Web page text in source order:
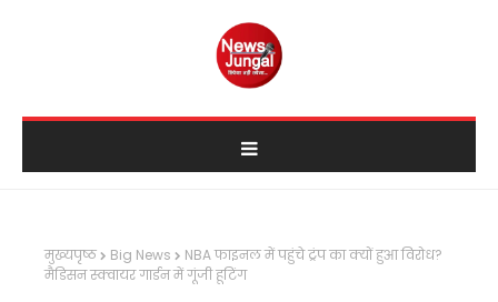
मुख्यपृष्ठ Big News
NBA फाइनल में पहुंचे ट्रंप का क्यों हुआ विरोध?
मैडिसन स्क्वायर गार्डन में गूंजी हूटिंग